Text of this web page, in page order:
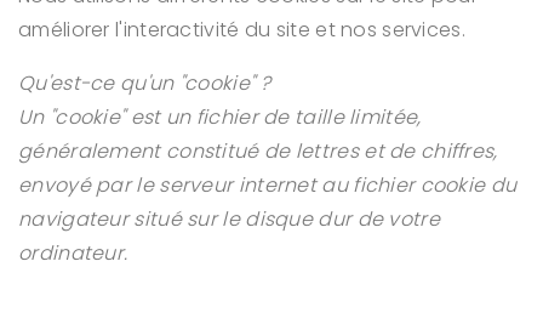
améliorer l'interactivité du site et nos services.
Qu'est-ce qu'un "cookie" ?
Un "cookie" est un fichier de taille limitée,
généralement constitué de lettres et de chiffres,
envoyé par le serveur internet au fichier cookie du
navigateur situé sur le disque dur de votre
ordinateur.